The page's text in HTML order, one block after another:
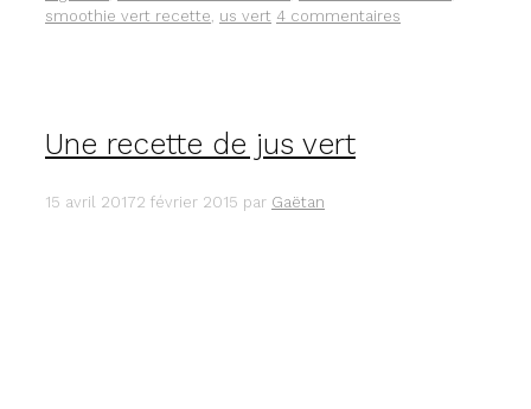
smoothie vert recette us vert 4 commentaires
Une recette de jus vert
15 avril 20172 février 2015 par Gaëtan